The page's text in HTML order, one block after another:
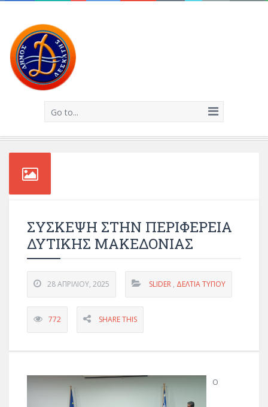
Go to...
ΣΥΣΚΕΨΗ ΣΤΗΝ ΠΕΡΙΦΕΡΕΙΑ
ΔΥΤΙΚΗΣ ΜΑΚΕΔΟΝΙΑΣ
28 ΑΠΡΙΛΊΟΥ, 2025 SLIDER , ΔΕΛΤΊΑ ΤΎΠΟΥ
772 SHARE THIS
Ο